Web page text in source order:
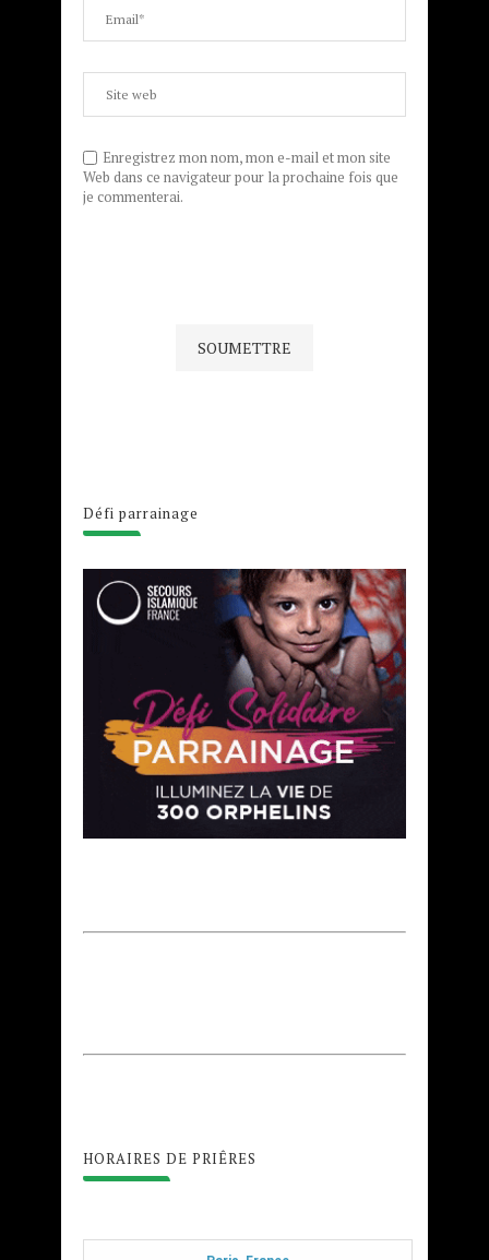
Enregistrez mon nom, mon e-mail et mon site
Web dans ce navigateur pour la prochaine fois que
je commenterai.
Défi parrainage
HORAIRES DE PRIÊRES